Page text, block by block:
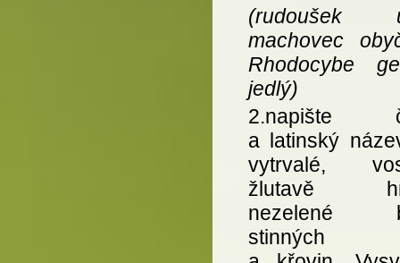
(rudoušek
machovec
Rhodocybe
jedlý)
2.napište
a latinský
vytrvalé,
žlutavě
nezelené
stinných